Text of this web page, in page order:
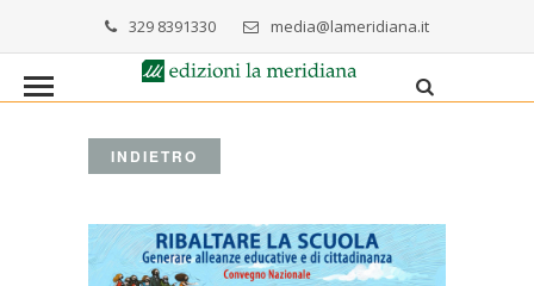
329 8391330 media@lameridiana.it
INDIETRO